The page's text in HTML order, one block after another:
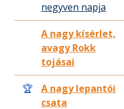
negyven napja
A nagy kísérlet,
avagy Rokk
tojásai
🏆
A nagy lepantói
csata